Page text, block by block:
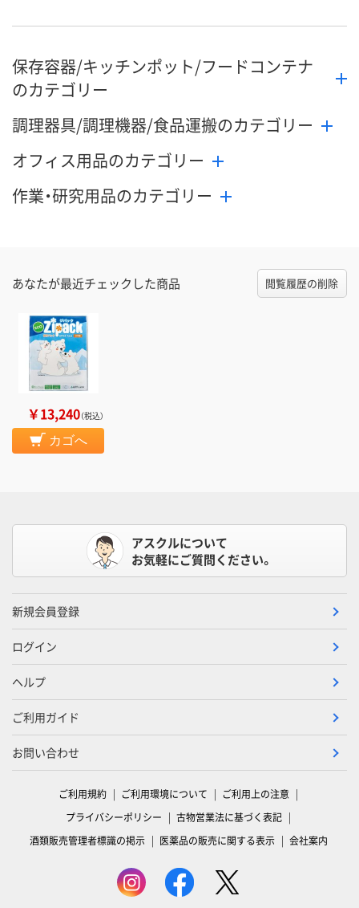
保存容器/キッチンポット/フードコンテナ
のカテゴリー
調理器具/調理機器/食品運搬のカテゴリー
オフィス用品のカテゴリー
作業・研究用品のカテゴリー
あなたが最近チェックした商品 閲覧履歴の削除
￥13,240（税込）
カゴへ
アスクルについて
お気軽にご質問ください。
新規会員登録
ログイン
ヘルプ
ご利用ガイド
お問い合わせ
ご利用規約 ご利用環境について
ご利用上の注意
プライバシーポリシー
古物営業法に基づく表記
酒類販売管理者標識の掲示
医薬品の販売に関する表示 会社案内